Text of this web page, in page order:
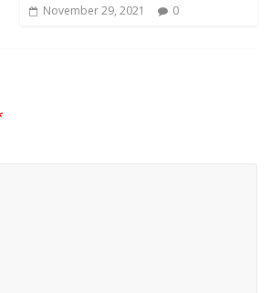
November 29, 2021 0